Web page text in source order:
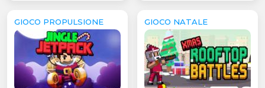
GIOCO PROPULSIONE GIOCO NATALE